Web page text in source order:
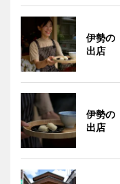
伊勢の
出店
伊勢の
出店